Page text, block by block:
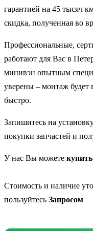
гарантией на 45 тысяч
скидка, полученная во
Профессиональные,
работают для Вас в
минивэн опытным
уверены – монтаж будет
быстро.
Запишитесь на
покупки запчастей и
У нас Вы можете
Стоимость и наличие
пользуйтесь Запросом